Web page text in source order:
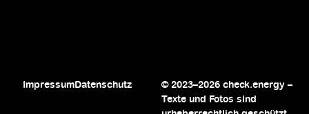
© 2023–2026 check.energy –
Texte und Fotos sind
ImpressumDatenschutz